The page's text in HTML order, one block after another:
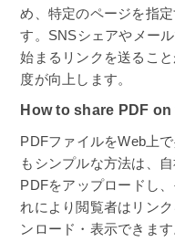
め、特定のページを指
す。SNSシェアやメー
始まるリンクを送るこ
度が向上します。
How to share PDF on
PDFファイルをWeb上
もシンプルな方法は、
PDFをアップロードし
れにより閲覧者はリン
ンロード・表示できます